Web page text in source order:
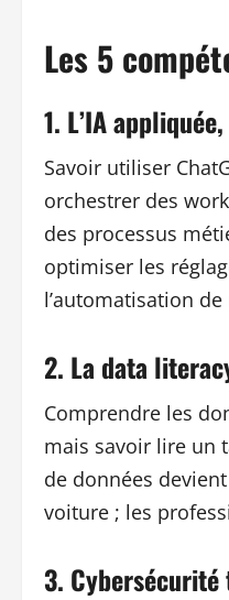
Les 5
1. L’IA
Savoir utiliser
orchestrer des
des processus
optimiser les
l’automatisation
2. La data
Comprendre les
mais savoir lire un
de données
voiture ; les
3. Cybersécurité